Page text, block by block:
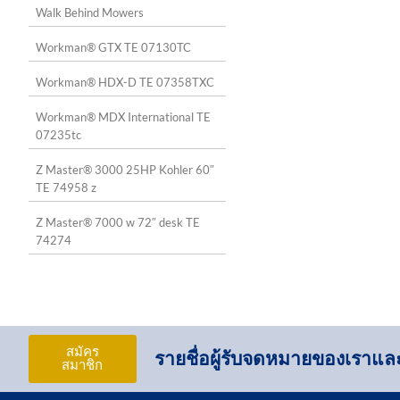
Walk Behind Mowers
Workman® GTX TE 07130TC
Workman® HDX-D TE 07358TXC
Workman® MDX International TE
07235tc
Z Master® 3000 25HP Kohler 60″
TE 74958 z
Z Master® 7000 w 72″ desk TE
74274
สมัคร
สมาชิก
รายชื่อผู้รับจดหมายของเราแ